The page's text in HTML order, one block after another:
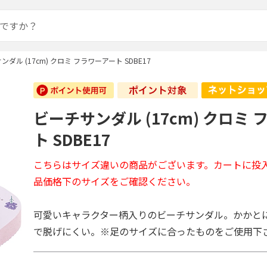
ダル (17cm) クロミ フラワーアート SDBE17
ビーチサンダル (17cm) クロミ
ト SDBE17
こちらはサイズ違いの商品がございます。カートに投
品価格下のサイズをご確認ください。
可愛いキャラクター柄入りのビーチサンダル。かかと
で脱げにくい。※足のサイズに合ったものをご使用下